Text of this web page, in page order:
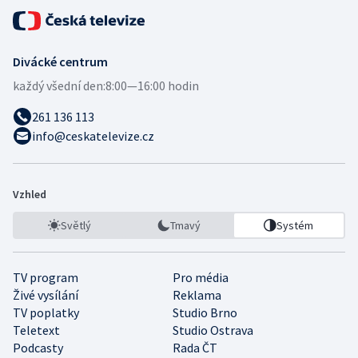
Divácké centrum
každý všední den:8:00—16:00 hodin
261 136 113
info@ceskatelevize.cz
Vzhled
Světlý Tmavý Systém
TV program
Pro média
Živé vysílání
Reklama
TV poplatky
Studio Brno
Teletext
Studio Ostrava
Podcasty
Rada ČT